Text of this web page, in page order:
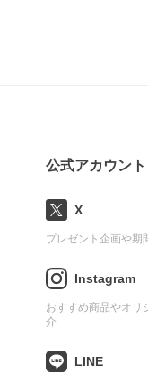
公式アカウント
X
プレゼント企画や期
Instagram
おすすめ商品やオリ
介
LINE